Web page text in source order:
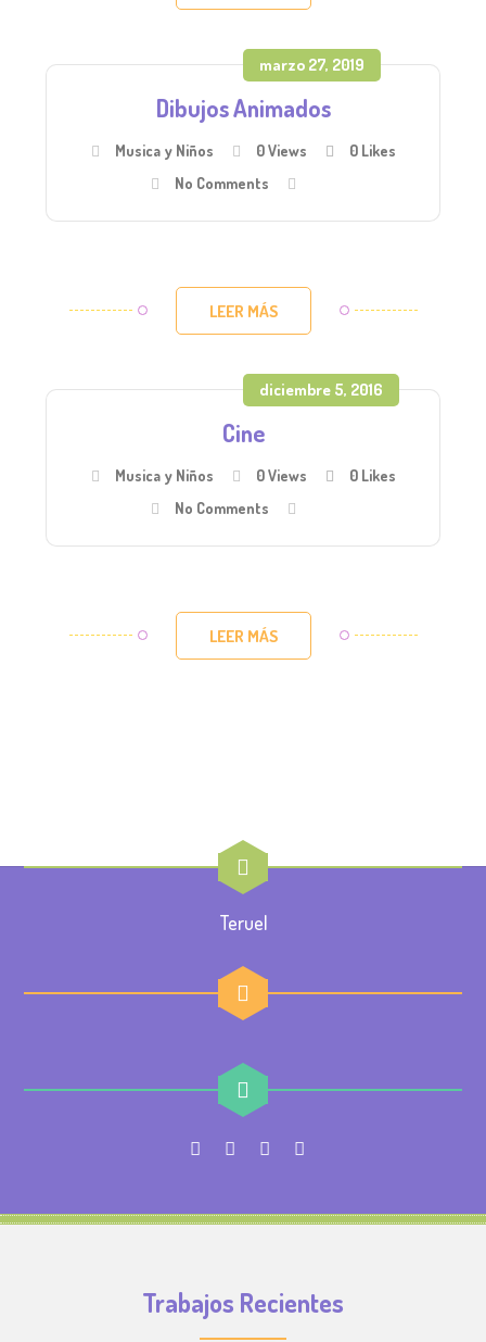
marzo 27, 2019
Dibujos Animados
Musica y Niños 0 Views 0Likes
No Comments
LEER MÁS
diciembre 5, 2016
Cine
Musica y Niños 0 Views 0Likes
No Comments
LEER MÁS
Teruel
Trabajos Recientes